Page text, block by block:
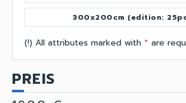
300x200cm (edition:
(!) All attributes marked with * are
PREIS